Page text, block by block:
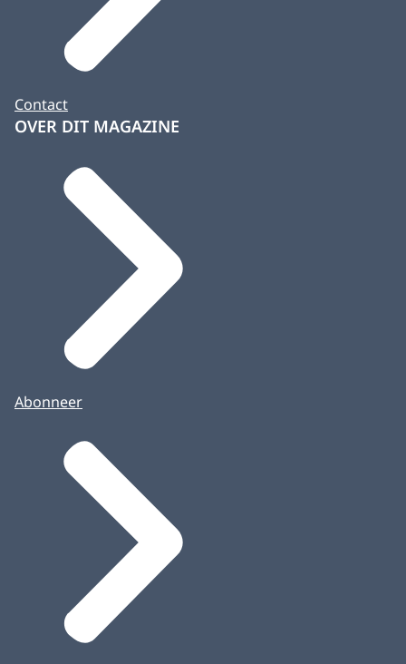
De grafiek laat een gestage groei zien richting
Contact
OVER DIT MAGAZINE
Abonneer